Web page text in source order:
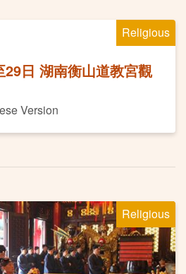
Religious
日 湖南衡山道教宮觀
Version
Religious